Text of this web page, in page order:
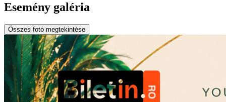
Esemény galéria
Összes fotó megtekintése